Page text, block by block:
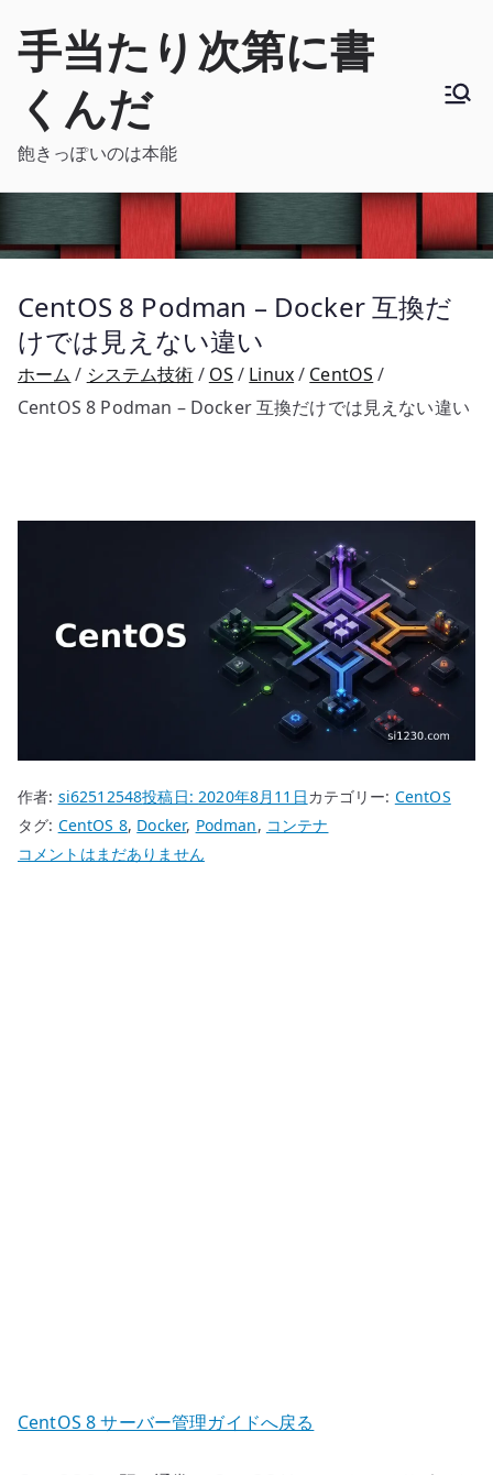
手当たり次第に書
くんだ
飽きっぽいのは本能
CentOS 8 Podman – Docker 互換だ
けでは見えない違い
ホーム システム技術 OS Linux
CentOS
CentOS 8 Podman – Docker 互換だけでは見えない違い
作者: si62512548投稿日:2020年8月11日カテゴリー: CentOS
タグ: CentOS 8, Docker, Podman, コンテナ
CentOS
コメントはまだありません
CentOS 8 サーバー管理ガイドへ戻る